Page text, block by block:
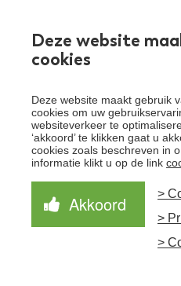
Deze website
cookies
Deze website maakt gebruik
cookies om uw
websiteverkeer te
‘akkoord’ te klikken gaat u
cookies zoals beschreven in
informatie klikt u op de link
Akkoord
>
>
>
Over Santeon
Waardegedreven zorg
aanpak
Samen Beter
Nieuws
Schrijf je in
Schrijf je in voor onze
laatste nieuws!
Aanmelden nieuwsbrief